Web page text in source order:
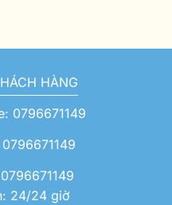
HÀNG
0796671149
24/24 giờ